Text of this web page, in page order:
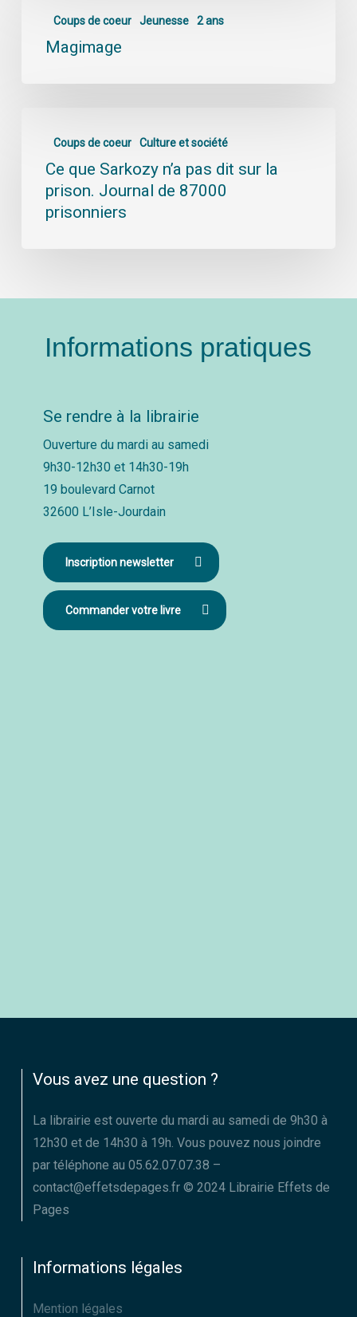
Coups de coeur Jeunesse 2 ans
Magimage
Coups de coeur Culture et société
Ce que Sarkozy n’a pas dit sur la
prison. Journal de 87000
prisonniers
Informations pratiques
Se rendre à la librairie
Ouverture du mardi au samedi
9h30-12h30 et 14h30-19h
19 boulevard Carnot
32600 L’Isle-Jourdain
Inscription newsletter
Commander votre livre
Vous avez une question ?
La librairie est ouverte du mardi au samedi de 9h30 à
12h30 et de 14h30 à 19h. Vous pouvez nous joindre
par téléphone au 05.62.07.07.38 –
contact@effetsdepages.fr © 2024 Librairie Effets de
Pages
Informations légales
Mention légales